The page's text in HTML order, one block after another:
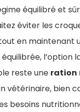
équilibré et
éviter les
en maintenant
l’option
reste une ration
vétérinaire, bien
besoins